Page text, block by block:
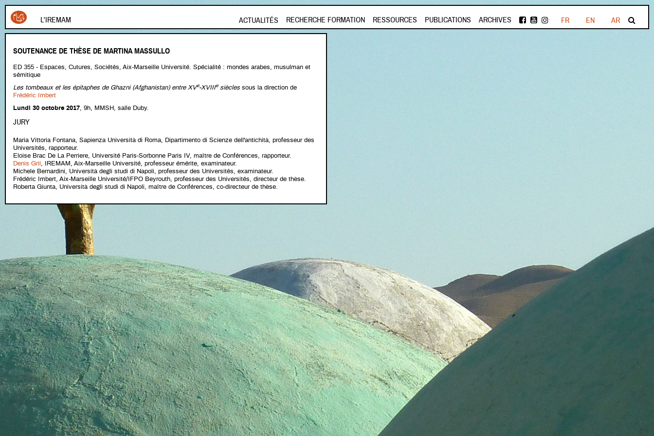
Aller au contenu principal
L'IREMAM ACTUALITÉS RECHERCHE FORMATION RESSOURCES PUBLICATIONS ARCHIVES FR EN AR
SOUTENANCE DE THÈSE DE MARTINA MASSULLO
ED 355 - Espaces, Cutures, Sociétés, Aix-Marseille Université. Spécialité : mondes arabes, musulman et
sémitique
Les tombeaux et les épitaphes de Ghazni (Afghanistan) entre XVe-XVIIIesiècles sous la direction de
Frédéric Imbert
Lundi 30 octobre 2017, 9h, MMSH, salle Duby.
JURY
Maria Vittoria Fontana, Sapienza Università di Roma, Dipartimento di Scienze dell'antichità, professeur des
Universités, rapporteur.
Eloise Brac De La Perriere, Université Paris-Sorbonne Paris IV, maître de Conférences, rapporteur.
Denis Gril , IREMAM, Aix-Marseille Université, professeur émérite, examinateur.
Michele Bernardini, Università degli studi di Napoli, professeur des Universités, examinateur.
Frédéric Imbert, Aix-Marseille Université/IFPO Beyrouth, professeur des Universités, directeur de thèse.
Roberta Giunta, Università degli studi di Napoli, maître de Conférences, co-directeur de thèse.